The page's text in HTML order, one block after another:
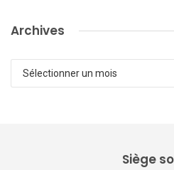
Archives
Archives
Siège